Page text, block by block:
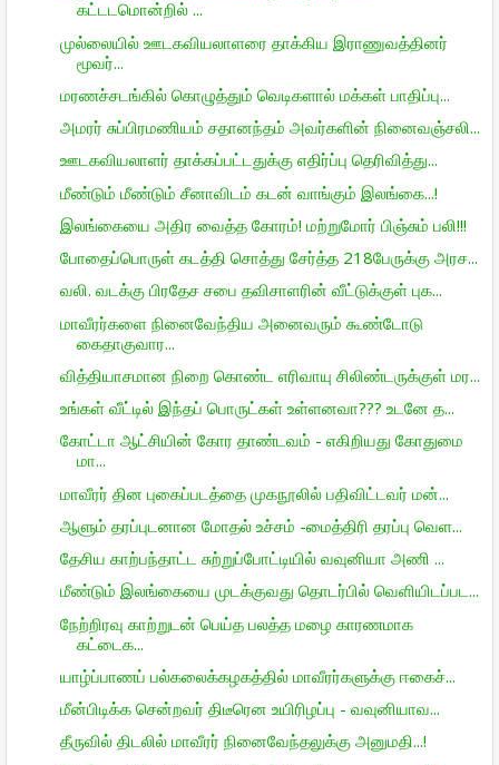
கட்டடமொன்றில் ...
முல்லையில் ஊடகவியலாளரை தாக்கிய இராணுவத்தினர்
மூவர்...
மரணச்சடங்கில் கொழுத்தும் வெடிகளால் மக்கள் பாதிப்பு...
அமரர் சுப்பிரமணியம் சதானந்தம் அவர்களின் நினைவஞ்சலி...
ஊடகவியலாளர் தாக்கப்பட்டதுக்கு எதிர்ப்பு தெரிவித்து...
மீண்டும் மீண்டும் சீனாவிடம் கடன் வாங்கும் இலங்கை...!
இலங்கையை அதிர வைத்த கோரம்! மற்றுமோர் பிஞ்சும் பலி!!!
போதைப்பொருள் கடத்தி சொத்து சேர்த்த 218பேருக்கு அரச...
வலி. வடக்கு பிரதேச சபை தவிசாளரின் வீட்டுக்குள் புக...
மாவீரர்களை நினைவேந்திய அனைவரும் கூண்டோடு
கைதாகுவார...
வித்தியாசமான நிறை கொண்ட எரிவாயு சிலிண்டருக்குள் மர...
உங்கள் வீட்டில் இந்தப் பொருட்கள் உள்ளனவா??? உடனே த...
கோட்டா ஆட்சியின் கோர தாண்டவம் - எகிறியது கோதுமை
மா...
மாவீரர் தின புகைப்படத்தை முகநூலில் பதிவிட்டவர் மன்...
ஆளும் தரப்புடனான மோதல் உச்சம் -மைத்திரி தரப்பு வெள...
தேசிய காற்பந்தாட்ட சுற்றுப்போட்டியில் வவுனியா அணி ...
மீண்டும் இலங்கையை முடக்குவது தொடர்பில் வெளியிடப்பட...
நேற்றிரவு காற்றுடன் பெய்த பலத்த மழை காரணமாக
கட்டைக...
யாழ்ப்பாணப் பல்கலைக்கழகத்தில் மாவீரர்களுக்கு ஈகைச்...
மீன்பிடிக்க சென்றவர் திடீரென உயிரிழப்பு - வவுனியாவ...
தீருவில் திடலில் மாவீரர் நினைவேந்தலுக்கு அனுமதி...!